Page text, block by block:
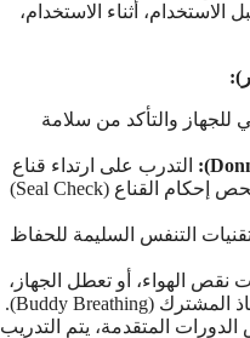
الاستخدام، أثناء الاستخدام،
للجهاز والتأكد من سلامة
): التدرب على ارتداء قناع
الوجه وتثبيت حزام الظهر وإجراء فحص إحكام القناع (Seal Check)
التنفس السليمة للحفاظ
نقص الهواء، أو تعطل الجهاز،
المتقدمة، يتم التدريب